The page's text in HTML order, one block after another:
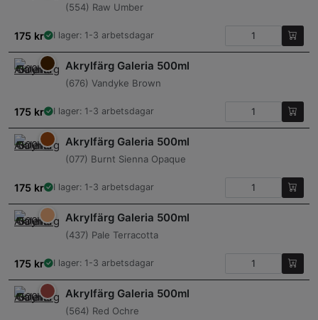
(554) Raw Umber
175 kr I lager: 1-3 arbetsdagar
Akrylfärg Galeria 500ml
(676) Vandyke Brown
175 kr I lager: 1-3 arbetsdagar
Akrylfärg Galeria 500ml
(077) Burnt Sienna Opaque
175 kr I lager: 1-3 arbetsdagar
Akrylfärg Galeria 500ml
(437) Pale Terracotta
175 kr I lager: 1-3 arbetsdagar
Akrylfärg Galeria 500ml
(564) Red Ochre